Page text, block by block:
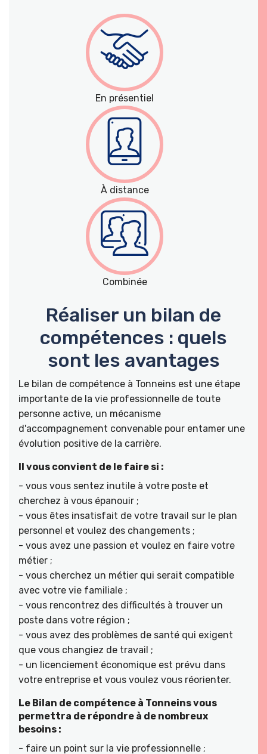
En présentiel
À distance
Combinée
Réaliser un bilan de
compétences : quels
sont les avantages
Le bilan de compétence à Tonneins est une étape
importante de la vie professionnelle de toute
personne active, un mécanisme
d'accompagnement convenable pour entamer une
évolution positive de la carrière.
Il vous convient de le faire si :
- vous vous sentez inutile à votre poste et
cherchez à vous épanouir ;
- vous êtes insatisfait de votre travail sur le plan
personnel et voulez des changements ;
- vous avez une passion et voulez en faire votre
métier ;
- vous cherchez un métier qui serait compatible
avec votre vie familiale ;
- vous rencontrez des difficultés à trouver un
poste dans votre région ;
- vous avez des problèmes de santé qui exigent
que vous changiez de travail ;
- un licenciement économique est prévu dans
votre entreprise et vous voulez vous réorienter.
Le Bilan de compétence à Tonneins vous
permettra de répondre à de nombreux
besoins :
- faire un point sur la vie professionnelle ;